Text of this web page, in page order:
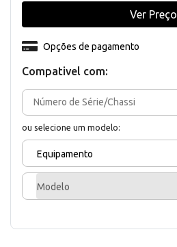
Compativel com:
ou selecione um modelo:
Equipamento
Modelo
Opções de pagamento
Ver Preço